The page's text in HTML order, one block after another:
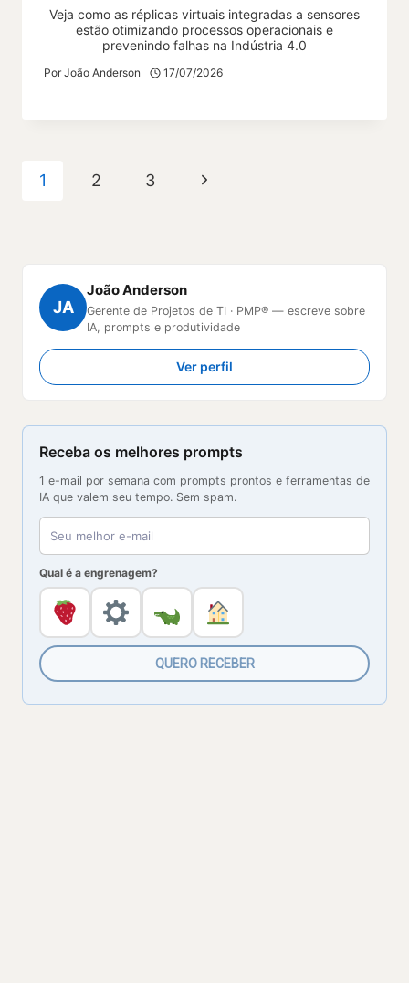
Veja como as réplicas virtuais integradas a sensores
estão otimizando processos operacionais e
prevenindo falhas na Indústria 4.0
Por João Anderson 17/07/2026
Navegação
1 2 3
Página
JA
João Anderson
Gerente de Projetos de TI · PMP® — escreve sobre
IA, prompts e produtividade
Ver perfil
Receba os melhores prompts
1 e-mail por semana com prompts prontos e ferramentas de
IA que valem seu tempo. Sem spam.
Qual é a engrenagem?
QUERO RECEBER